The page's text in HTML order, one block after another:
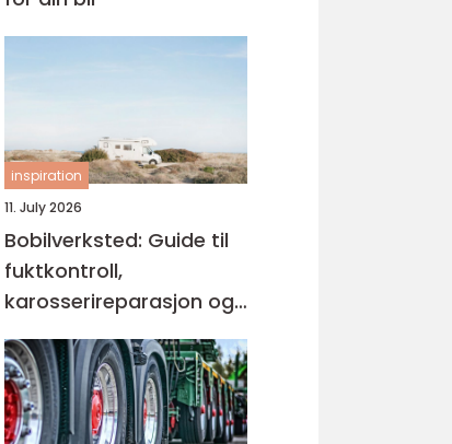
inspiration
11. July 2026
Bobilverksted: Guide til
fuktkontroll,
karosserireparasjon og
teknisk vedlikehold